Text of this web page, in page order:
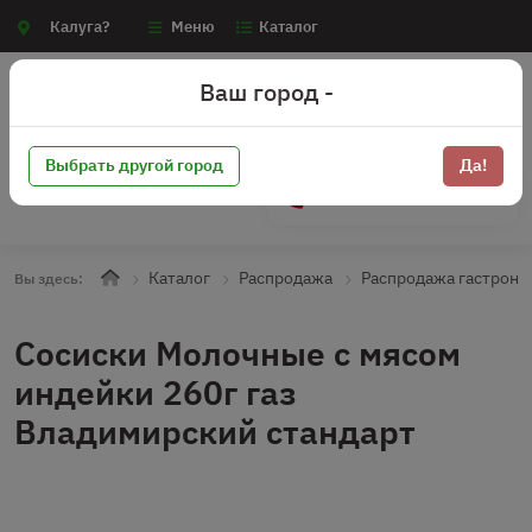
Калуга? Меню Каталог
Вы здесь: Каталог Распродажа Распродажа
Сосиски Молочные с мясом
индейки 260г газ
Владимирский стандарт
Ваш город -
Выбрать другой город Да!